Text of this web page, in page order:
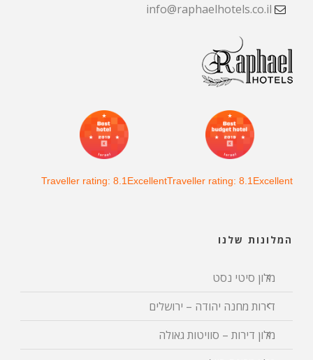
info@raphaelhotels.co.il
Traveller rating: 8.1Excellent
Traveller rating: 8.1Excellent
המלונות שלנו
מלון סיטי נסט
דירות מחנה יהודה – ירושלים
מלון דירות – סוויטות גאולה